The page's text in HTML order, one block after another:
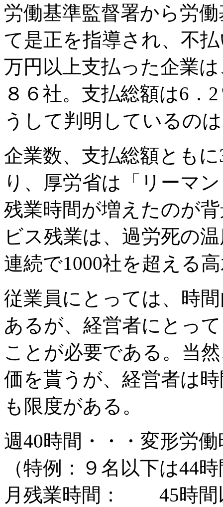
労働基準監督署から労
て是正を指導され、不
万円以上支払った企業
８６社。支払総額は6．
うして判明しているの
企業数、支払総額とも
り、厚労省は「リーマ
残業時間が増えたのが
ビス残業は、過労死の
連続で1000社を超える
従業員にとっては、時
あるが、経営者にとっ
ことが必要である。当
価を貰うが、経営者は
も限度がある。
週40時間・・・変形労
（特例：９名以下は44
月残業時間： 45時間